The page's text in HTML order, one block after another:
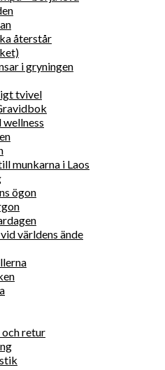
återstår
i gryningen
tvivel
munkarna i Laos
ögon
världens ände
retur